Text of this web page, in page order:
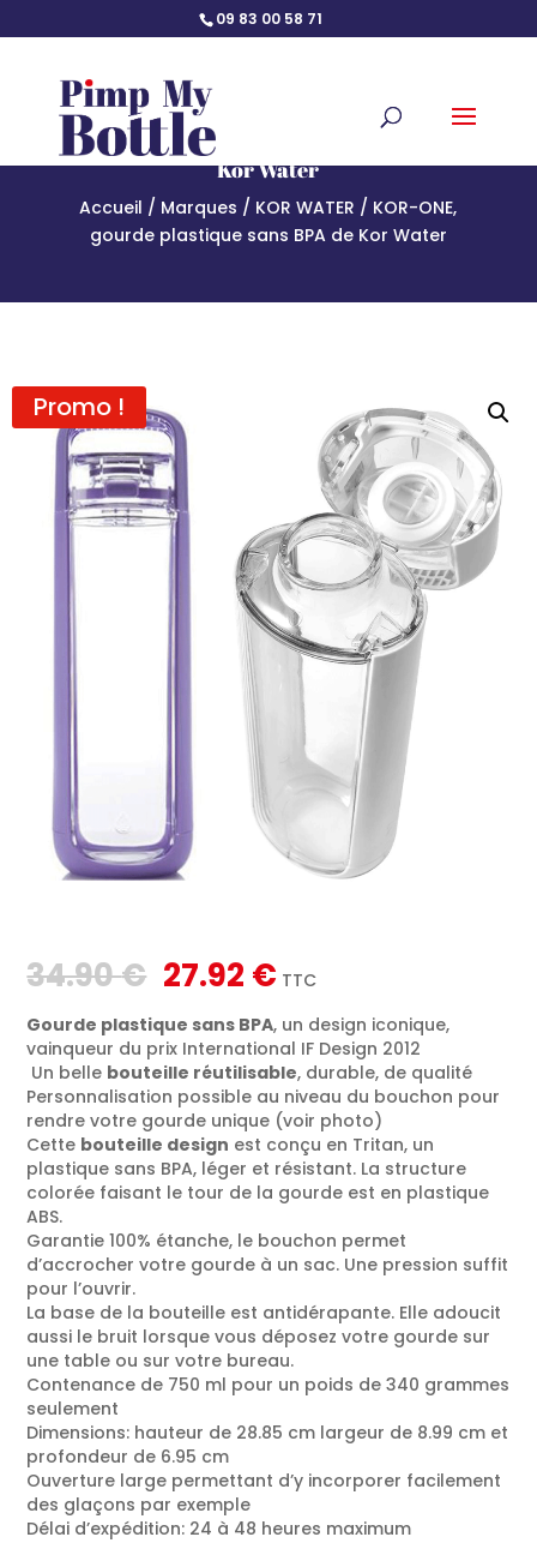
09 83 00 58 71
KOR-ONE, gourde plastique sans BPA de
Kor Water
Accueil / Marques / KOR WATER / KOR-ONE,
gourde plastique sans BPA de Kor Water
Promo !
34.90€ Le
initial
était :
34.90 €.
27.92 €Le
actuel
est :
27.92 €.
TTC
Gourde plastique sans BPA, un design iconique,
vainqueur du prix International IF Design 2012
Un belle bouteille réutilisable, durable, de qualité
Personnalisation possible au niveau du bouchon pour
rendre votre gourde unique (voir photo)
Cette bouteille design est conçu en Tritan, un
plastique sans BPA, léger et résistant. La structure
colorée faisant le tour de la gourde est en plastique
ABS.
Garantie 100% étanche, le bouchon permet
d’accrocher votre gourde à un sac. Une pression suffit
pour l’ouvrir.
La base de la bouteille est antidérapante. Elle adoucit
aussi le bruit lorsque vous déposez votre gourde sur
une table ou sur votre bureau.
Contenance de 750 ml pour un poids de 340 grammes
seulement
Dimensions: hauteur de 28.85 cm largeur de 8.99 cm et
profondeur de 6.95 cm
Ouverture large permettant d’y incorporer facilement
des glaçons par exemple
Délai d’expédition: 24 à 48 heures maximum